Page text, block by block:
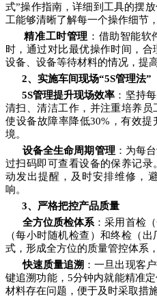
式”操作指南，详细到工具的摆
工能够清晰了解每一个操作细节
精准工时管理 ：借助智能
时，通过对比最优操作时间，
设备、设备等待材料的情况，提
2、实施车间现场“5S管理法”
5S管理提升现场效率 ：坚持
清扫、清洁工作，并注重培养
使设备故障率降低30%，有效
境。
设备全生命周期管理：为每
过扫码即可查看设备的保养记
动发出提醒，及时安排维修，
响。
3、严格把控产品质量
全方位质检体系 ：采用首检
（每小时随机检查）和终检（
式，形成全方位的质量管控体系
快速质量追溯 ：一旦出现客
键追溯功能，5分钟内就能精准
材料存在问题，便于及时采取措